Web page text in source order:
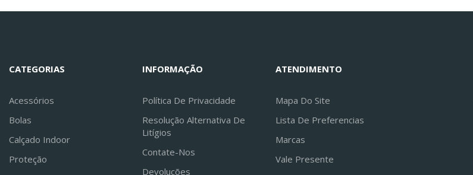
CATEGORIAS
Acessórios
Bolas
Calçado Indoor
Proteção
INFORMAÇÃO
Política De Privacidade
Resolução Alternativa De
Litígios
Contate-Nos
Devoluções
ATENDIMENTO
Mapa Do Site
Lista De Preferencias
Marcas
Vale Presente